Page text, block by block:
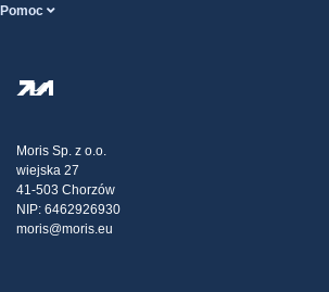
Pomoc
Doprava
Stížnosti
Moris Sp. z o.o.
wiejska 27
41-503 Chorzów
NIP: 6462926930
moris@moris.eu